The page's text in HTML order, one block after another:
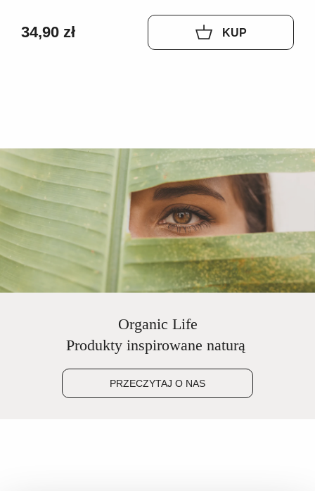
34,90 zł KUP
Organic Life
Produkty inspirowane naturą
PRZECZYTAJ O NAS